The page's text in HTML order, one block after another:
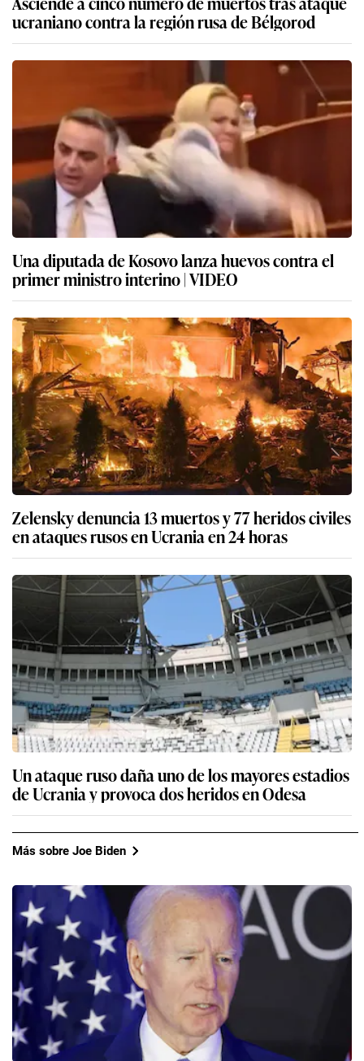
ucraniano contra la región rusa de Bélgorod
Una diputada de Kosovo lanza huevos contra el
primer ministro interino | VIDEO
Zelensky denuncia 13 muertos y 77 heridos civiles
en ataques rusos en Ucrania en 24 horas
Un ataque ruso daña uno de los mayores estadios
de Ucrania y provoca dos heridos en Odesa
Más sobre Joe Biden